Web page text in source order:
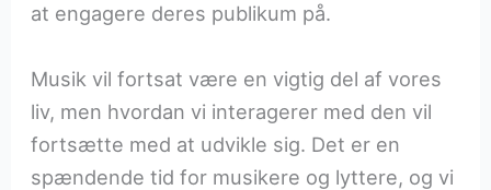
at engagere deres publikum på.
Musik vil fortsat være en vigtig del af vores
liv, men hvordan vi interagerer med den vil
fortsætte med at udvikle sig. Det er en
spændende tid for musikere og lyttere, og vi